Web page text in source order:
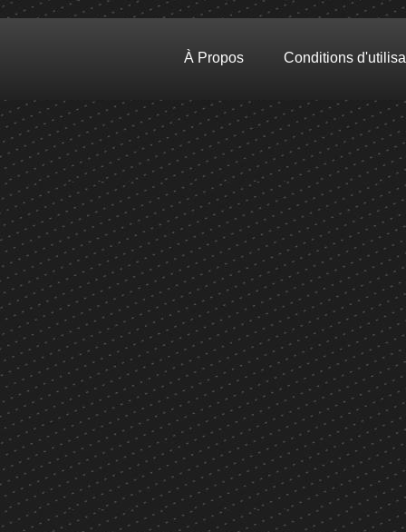
À Propos Conditions